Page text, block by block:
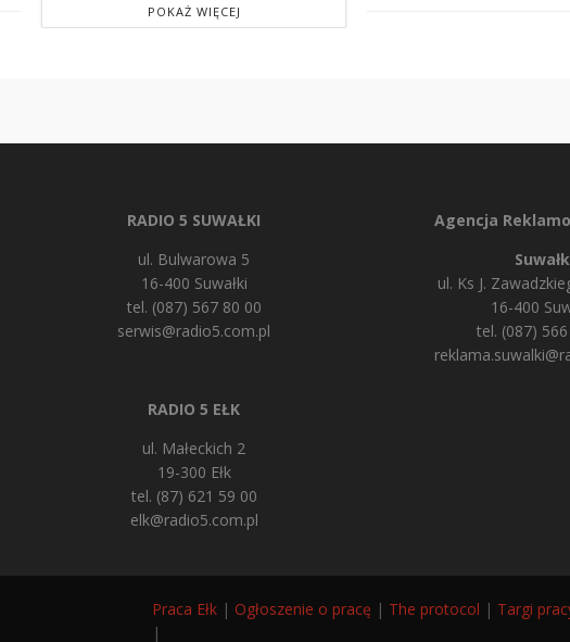
POKAŻ WIĘCEJ
RADIO 5 SUWAŁKI
ul. Bulwarowa 5
16-400 Suwałki
tel. (087) 567 80 00
serwis@radio5.com.pl
RADIO 5 EŁK
ul. Małeckich 2
19-300 Ełk
tel. (87) 621 59 00
elk@radio5.com.pl
Agencja
ul. Ks J.
16-400
tel. (087)
Praca Ełk | Ogłoszenie o pracę | The protocol | Targi
|